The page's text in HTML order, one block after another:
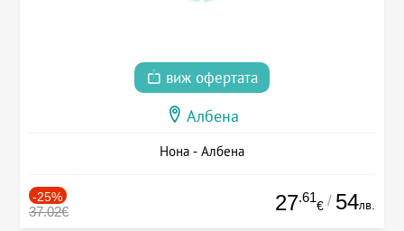
виж офертата
Албена
Нона - Албена
-25%
37.02€ 27.61
€ / 54лв.